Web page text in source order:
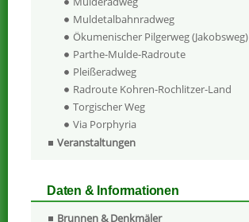
Muldetalbahnradweg
Ökumenischer Pilgerweg (Jakobsweg)
Parthe-Mulde-Radroute
Pleißeradweg
Radroute Kohren-Rochlitzer-Land
Torgischer Weg
Via Porphyria
Veranstaltungen
Daten & Informationen
Brunnen & Denkmäler